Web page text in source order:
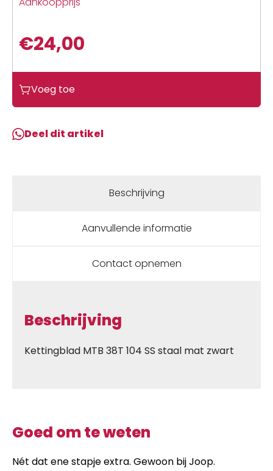
€24,00
Voeg toe
Deel dit artikel
Beschrijving
Aanvullende informatie
Contact opnemen
Beschrijving
Kettingblad MTB 38T 104 SS staal mat zwart
Goed om te weten
Nét dat ene stapje extra. Gewoon bij Joop.